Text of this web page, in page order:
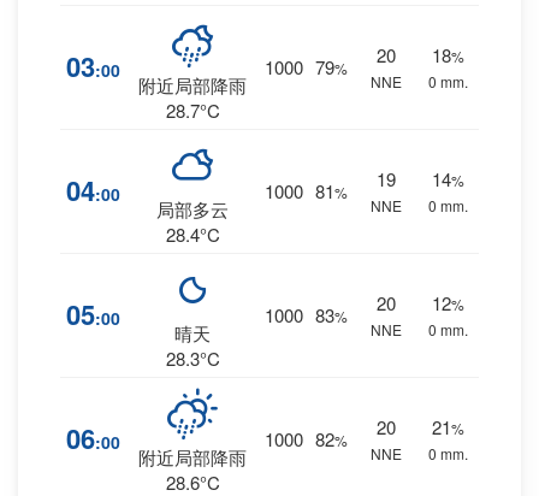
03:00
附近局部降雨
28.7°C
1000 79%
20
NNE
18%
0 mm.
04:00
局部多云
28.4°C
1000 81%
19
NNE
14%
0 mm.
05:00
晴天
28.3°C
1000 83%
20
NNE
12%
0 mm.
06:00
附近局部降雨
28.6°C
1000 82%
20
NNE
21%
0 mm.